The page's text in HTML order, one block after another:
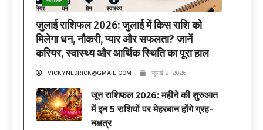
जुलाई राशिफल 2026: जुलाई में किस राशि को
मिलेगा धन, नौकरी, प्यार और सफलता? जानें
करियर, स्वास्थ्य और आर्थिक स्थिति का पूरा हाल
VICKYNEDRICK@GMAIL.COM जुलाई 2, 2026
जून राशिफल 2026: महीने की शुरुआत
में इन 5 राशियों पर मेहरबान होंगे ग्रह-
नक्षत्र